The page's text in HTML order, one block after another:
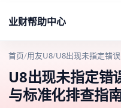
业财帮助中心
首页/用友U8/U8出现未指定错
U8出现未指定错
与标准化排查指